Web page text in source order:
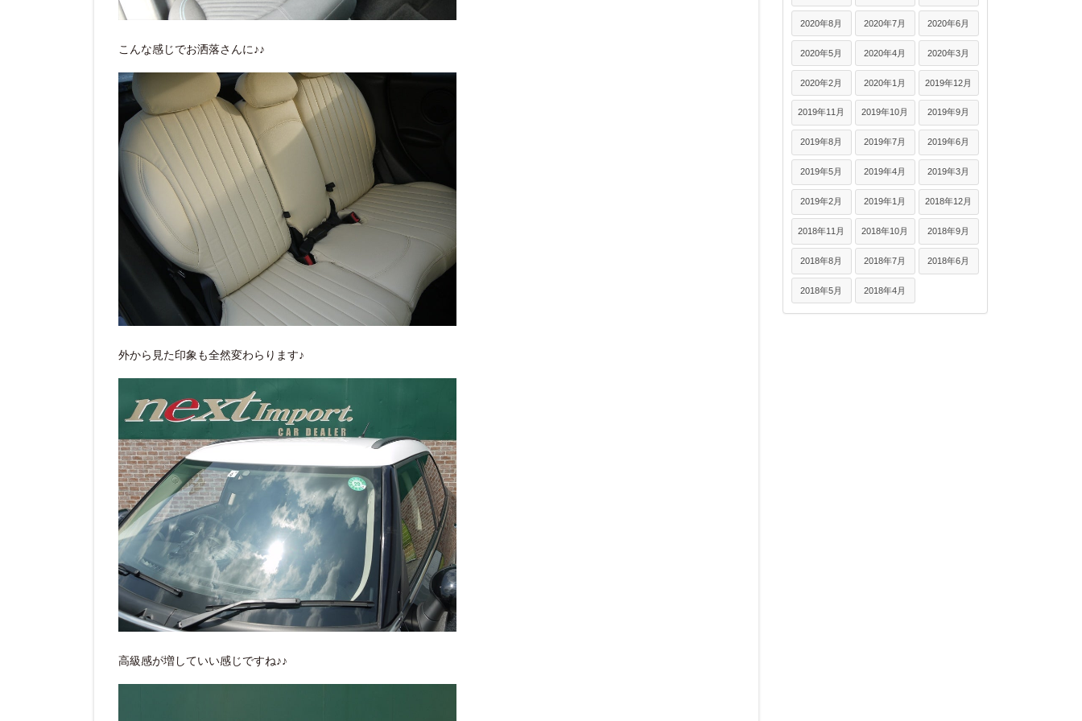
こんな感じでお洒落さんに♪♪
外から見た印象も全然変わらります♪
高級感が増していい感じですね♪♪
2020年8月 2020年7月 2020年6月
2020年5月 2020年4月 2020年3月
2020年2月 2020年1月 2019年12月
2019年11月 2019年10月 2019年9月
2019年8月 2019年7月 2019年6月
2019年5月 2019年4月 2019年3月
2019年2月 2019年1月 2018年12月
2018年11月 2018年10月 2018年9月
2018年8月 2018年7月 2018年6月
2018年5月 2018年4月